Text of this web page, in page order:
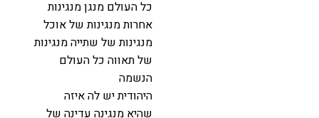
כל העולם מנגן מנגינות
אחרות מנגינות של אוכל
מנגינות של שתייה מנגינות
של תאווה כל העולם
הנשמה
היהודית יש לה איזה
שהיא מנגינה עדינה של